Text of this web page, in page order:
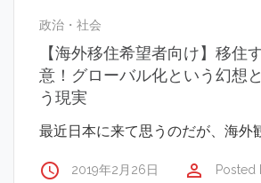
政治・社会
【海外移住希望者向け】移住
意！グローバル化という幻想
う現実
最近日本に来て思うのだが、海外
access_time 2019年2月26日 perm_identity Posted